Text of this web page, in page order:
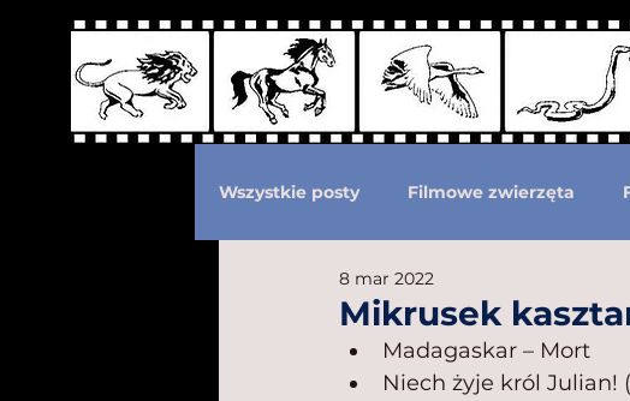
Wszystkie posty Filmowe zwierzęta
Podział według ras kotów
Eksploatacja zwierząt Pomoc
Mikrusek
8 mar 2022
Madagaskar – Mort
Niech żyje król Julian!